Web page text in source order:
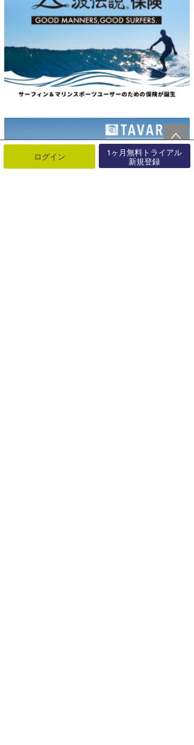
ログイン 1ヶ月無料トライアル
新規登録